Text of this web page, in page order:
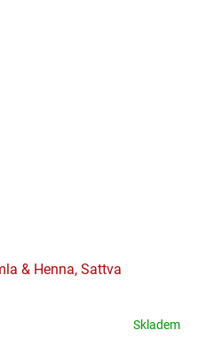
& Henna, Sattva
Skladem